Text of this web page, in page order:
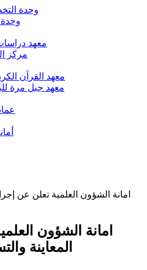
وحدة
وحدة
معهد
مركز
معهد القرآن
معهد جبل مرة
امانة الشؤون العلمية تعلن عن
امانة الشؤون
المعاينة